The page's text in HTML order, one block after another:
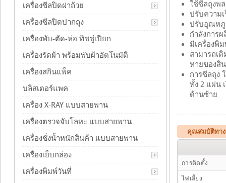
ใช้ซีลถุงพ
ปรับความ
ปรับอุณหภู
กำลังการ
มีเครื่องพิ
สามารถเ
หายของสิ
การซีลถุง
ทั้ง 2 แผ่น
ด้านซ้าย
คุณสมบัติทาง
การติดตั้ง
ไฟเลี้ยง
เครื่องซีลปิดฝาถ้วย
เครื่องซีลปิดปากถุง
เครื่องพับ-ตัด-ห่อ ทิชชู่เปียก
เครื่องรัดผ้า พร้อมพับผ้าอัตโนมัติ
เครื่องสกินแพ็ค
บลิสเตอร์แพค
เครื่อง X-RAY แบบสายพาน
เครื่องตรวจจับโลหะ แบบสายพาน
เครื่องชั่งน้ำหนักสินค้า แบบสายพาน
เครื่องเย็บกล่อง
เครื่องพิมพ์วันที่